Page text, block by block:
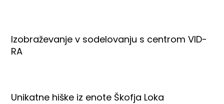
Izobraževanje v sodelovanju s centrom VID-
RA
Unikatne hiške iz enote Škofja Loka